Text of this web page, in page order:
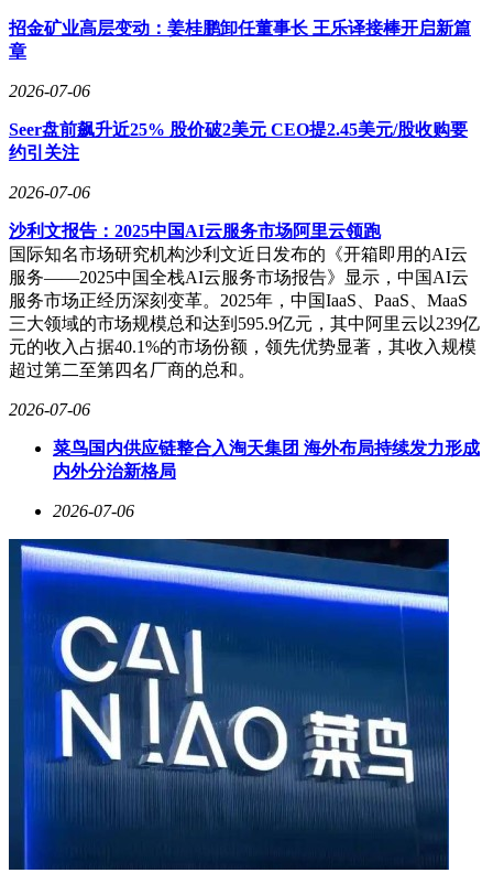
招金矿业高层变动：姜桂鹏卸任董事长 王乐译接棒开启新篇
章
2026-07-06
Seer盘前飙升近25% 股价破2美元 CEO提2.45美元/股收购要
约引关注
2026-07-06
沙利文报告：2025中国AI云服务市场阿里云领跑
国际知名市场研究机构沙利文近日发布的《开箱即用的AI云
服务——2025中国全栈AI云服务市场报告》显示，中国AI云
服务市场正经历深刻变革。2025年，中国IaaS、PaaS、MaaS
三大领域的市场规模总和达到595.9亿元，其中阿里云以239亿
元的收入占据40.1%的市场份额，领先优势显著，其收入规模
超过第二至第四名厂商的总和。
2026-07-06
菜鸟国内供应链整合入淘天集团 海外布局持续发力形成
内外分治新格局
2026-07-06